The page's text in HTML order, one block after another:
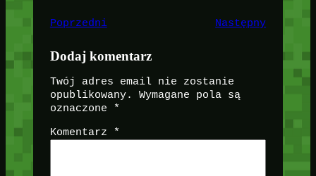
Poprzedni Następny
Dodaj komentarz
Twój adres email nie zostanie
opublikowany.
Wymagane pola są
oznaczone
*
Komentarz *